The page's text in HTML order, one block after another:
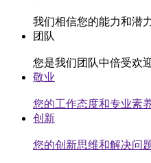
我们相信您的能力和潜
团队
您是我们团队中倍受欢
敬业
您的工作态度和专业素
创新
您的创新思维和解决问